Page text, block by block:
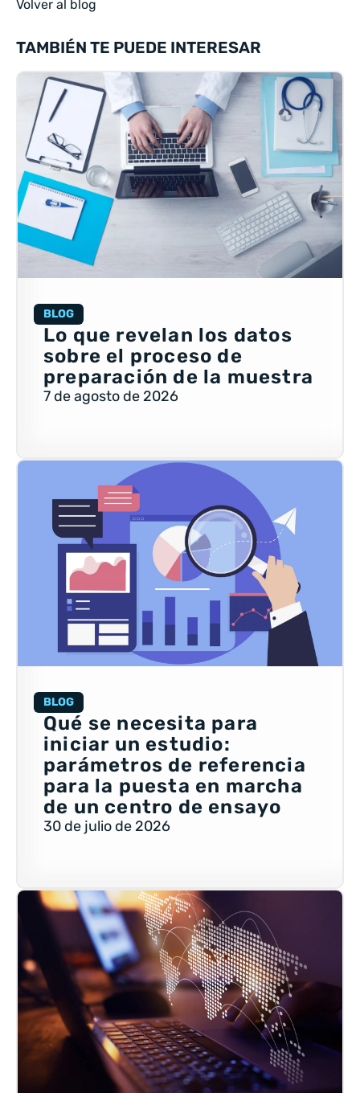
Volver al blog
TAMBIÉN TE PUEDE INTERESAR
BLOG
Lo que revelan los datos
sobre el proceso de
preparación de la muestra
7 de agosto de 2026
BLOG
Qué se necesita para
iniciar un estudio:
parámetros de referencia
para la puesta en marcha
de un centro de ensayo
30 de julio de 2026